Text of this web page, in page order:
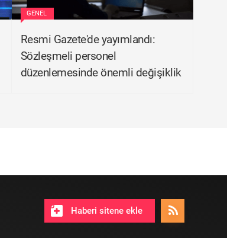
GENEL
Resmi Gazete'de yayımlandı:
Sözleşmeli personel
düzenlemesinde önemli değişiklik
Haberi sitene ekle